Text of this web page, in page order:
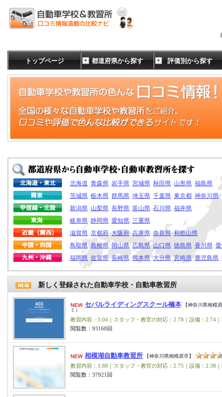
トップページ 都道府県から探す 評価別から探す
北海道 青森県 岩手県 宮城県 秋田県 山形県 福島県
茨城県 栃木県 群馬県 埼玉県 千葉県 東京都 神奈川県
新潟県 山梨県 長野県 富山県 石川県 福井県
岐阜県 静岡県 愛知県 三重県
滋賀県 京都府 大阪府 兵庫県 奈良県 和歌山県
鳥取県 島根県 岡山県 広島県 山口県 徳島県 香川県
福岡県 佐賀県 長崎県 熊本県 大分県 宮崎県 鹿児島県
新しく登録された自動車学校・自動車教習所
セパルライディングスクール橋本 【神奈川県相模
ミ）
教習内容：3.04｜スタッフ・教官の対応：2.78｜設備：2.74
閲覧数：93168回
相模湖自動車教習所 【神奈川県相模原市】
教習内容：3.88｜スタッフ・教官の対応：2.75｜設備：2.38
閲覧数：37921回